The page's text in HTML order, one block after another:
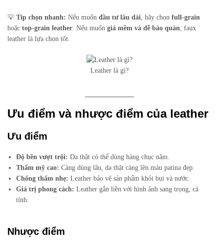
💡 Tip chọn nhanh: Nếu muốn đầu tư lâu dài, hãy chọn full-grain
hoặc top-grain leather. Nếu muốn giá mềm và dễ bảo quản, faux
leather là lựa chọn tốt.
Leather là gì?
Ưu điểm và nhược điểm của leather
Ưu điểm
Độ bền vượt trội: Da thật có thể dùng hàng chục năm.
Thẩm mỹ cao: Càng dùng lâu, da thật càng lên màu patina đẹp.
Chống thấm nhẹ: Leather bảo vệ sản phẩm khỏi bụi và nước.
Giá trị phong cách: Leather gắn liền với hình ảnh sang trọng, cá
tính.
Nhược điểm